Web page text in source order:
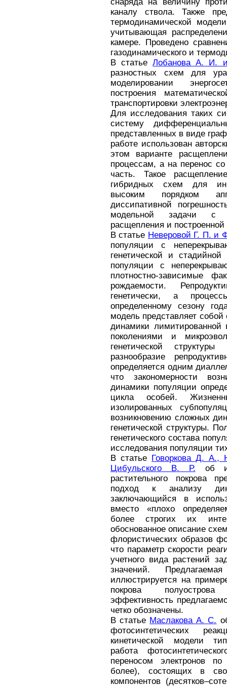
каналу ствола. Также
термодинамической
учитывающая
камере. Проведено
газодинамического и
В статьеЛобановa А. И.
разностных схем для
моделировании
построения
транспортировки
Для исследования таких
систему
представленных в виде
работе использован
этом варианте
процессам, а на перенос
часть. Такое
гибридных схем для
высоким порядком
диссипативной
модельной задачи с
расщепления и
В статье Неверовой Г. П. и
популяции с
генетической и
популяции с
плотностно-зависимые
рождаемости.
генетически, а
определенному сезону
модель представляет
динамики
поколениями и
генетической
разнообразие
определяется одним
что закономерности
динамики популяции
цикла особей.
изолированных
возникновению сложных
генетической структуры.
генетического состава
исследования популяции
В статье Говоркова Д. А.,
Цибульского В. Р. об
растительного покрова
подход к анализу
заключающийся в
вместо «плохо
более строгих их
обоснованное описание
флористических образов
что параметр скорости
учетного вида растений
значений.
иллюстрируется на
покрова
эффективность
четко обозначены.
В статье Маслакова А. С.
фотосинтетических
кинетической модели
работа
переносом электронов
более), состоящих в
компонентов